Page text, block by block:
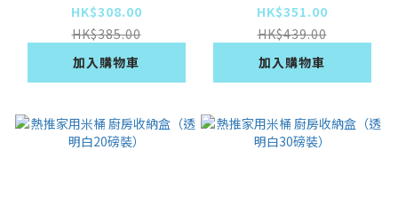
HK$308.00
HK$385.00
加入購物車
HK$351.00
HK$439.00
加入購物車